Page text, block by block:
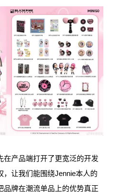
在产品端打开了更宽泛的开发
让我们能围绕Jennie本人的
品牌在潮流单品上的优势真正